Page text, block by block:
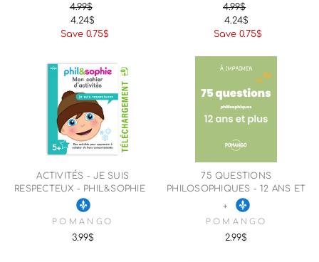
Regular
price
4.99$
Sale
price
4.24$
Save 0.75$
Regular
price
4.99$
Sale
price
4.24$
Save 0.75$
ACTIVITÉS - JE SUIS
RESPECTEUX - PHIL&SOPHIE
POMANGO
3.99$
75 QUESTIONS
PHILOSOPHIQUES - 12 ANS ET
+
POMANGO
2.99$